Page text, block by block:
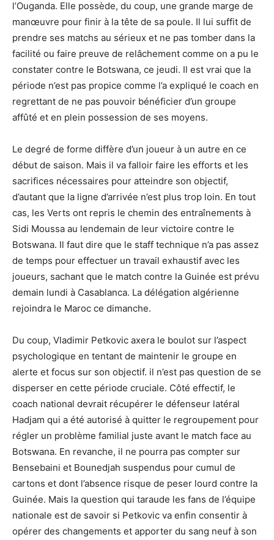
l’Ouganda. Elle possède, du coup, une grande marge de
manœuvre pour finir à la tête de sa poule. Il lui suffit de
prendre ses matchs au sérieux et ne pas tomber dans la
facilité ou faire preuve de relâchement comme on a pu le
constater contre le Botswana, ce jeudi. Il est vrai que la
période n’est pas propice comme l’a expliqué le coach en
regrettant de ne pas pouvoir bénéficier d’un groupe
affûté et en plein possession de ses moyens.
Le degré de forme diffère d’un joueur à un autre en ce
début de saison. Mais il va falloir faire les efforts et les
sacrifices nécessaires pour atteindre son objectif,
d’autant que la ligne d’arrivée n’est plus trop loin. En tout
cas, les Verts ont repris le chemin des entraînements à
Sidi Moussa au lendemain de leur victoire contre le
Botswana. Il faut dire que le staff technique n’a pas assez
de temps pour effectuer un travail exhaustif avec les
joueurs, sachant que le match contre la Guinée est prévu
demain lundi à Casablanca. La délégation algérienne
rejoindra le Maroc ce dimanche.
Du coup, Vladimir Petkovic axera le boulot sur l’aspect
psychologique en tentant de maintenir le groupe en
alerte et focus sur son objectif. il n’est pas question de se
disperser en cette période cruciale. Côté effectif, le
coach national devrait récupérer le défenseur latéral
Hadjam qui a été autorisé à quitter le regroupement pour
régler un problème familial juste avant le match face au
Botswana. En revanche, il ne pourra pas compter sur
Bensebaini et Bounedjah suspendus pour cumul de
cartons et dont l’absence risque de peser lourd contre la
Guinée. Mais la question qui taraude les fans de l’équipe
nationale est de savoir si Petkovic va enfin consentir à
opérer des changements et apporter du sang neuf à son